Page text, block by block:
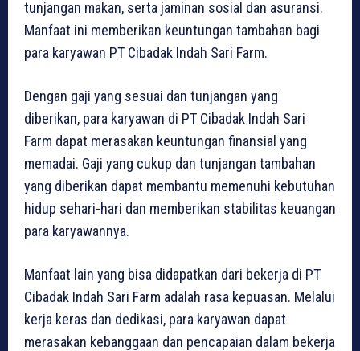
tunjangan makan, serta jaminan sosial dan asuransi.
Manfaat ini memberikan keuntungan tambahan bagi
para karyawan PT Cibadak Indah Sari Farm.
Dengan gaji yang sesuai dan tunjangan yang
diberikan, para karyawan di PT Cibadak Indah Sari
Farm dapat merasakan keuntungan finansial yang
memadai. Gaji yang cukup dan tunjangan tambahan
yang diberikan dapat membantu memenuhi kebutuhan
hidup sehari-hari dan memberikan stabilitas keuangan
para karyawannya.
Manfaat lain yang bisa didapatkan dari bekerja di PT
Cibadak Indah Sari Farm adalah rasa kepuasan. Melalui
kerja keras dan dedikasi, para karyawan dapat
merasakan kebanggaan dan pencapaian dalam bekerja